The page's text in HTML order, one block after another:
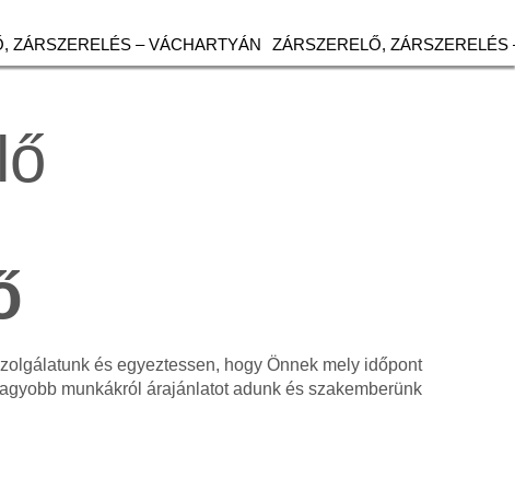
ZÁRSZERELÉS – VÁCHARTYÁN ZÁRSZERELŐ, ZÁRSZERELÉS
és egyeztessen, hogy Önnek mely időpont
munkákról árajánlatot adunk és szakemberünk